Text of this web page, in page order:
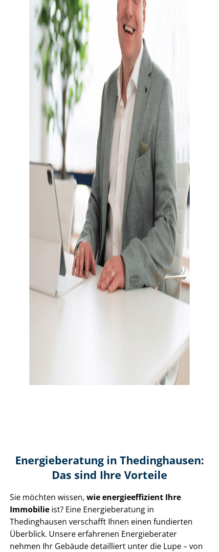
Energieberatung in Thedinghausen:
Das sind Ihre Vorteile
Sie möchten wissen, wie en­er­gie­ef­fi­zi­ent Ihre
Immobilie ist? Eine Energieberatung in
Thedinghausen verschafft Ihnen einen fundierten
Überblick. Unsere erfahrenen Energieberater
nehmen Ihr Gebäude detailliert unter die Lupe – von